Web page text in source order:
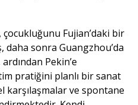
çocukluğunu Fujian’daki bir
sonra Guangzhou’da
Pekin’e
pratiğini planlı bir sanat
karşılaşmalar ve spontane